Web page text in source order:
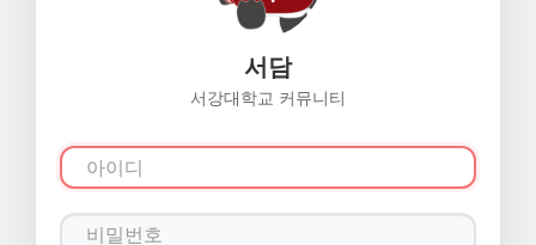
서담
서강대학교 커뮤니티